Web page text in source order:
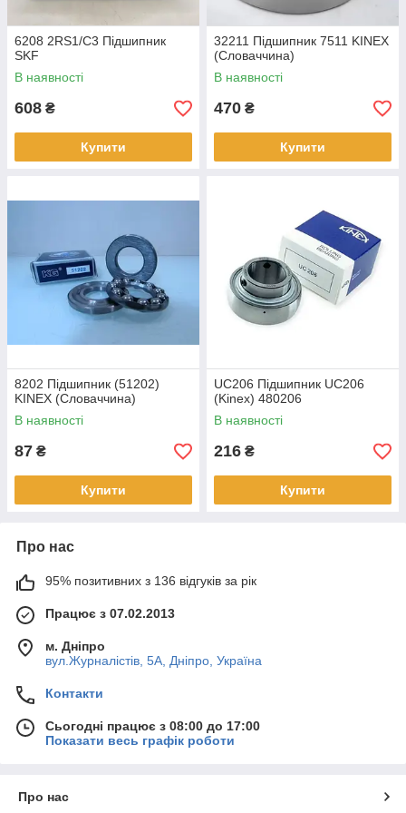
6208 2RS1/С3 Підшипник
SKF
В наявності
608 ₴
Купити
32211 Підшипник 7511 KINEX
(Словаччина)
В наявності
470 ₴
Купити
8202 Підшипник (51202)
KINEX (Словаччина)
В наявності
87 ₴
Купити
UC206 Підшипник UC206
(Kinex) 480206
В наявності
216 ₴
Купити
Про нас
95% позитивних з 136 відгуків за рік
Працює з 07.02.2013
м. Дніпро
вул.Журналістів, 5А, Дніпро, Україна
Контакти
Сьогодні працює з 08:00 до 17:00
Показати весь графік роботи
Про нас